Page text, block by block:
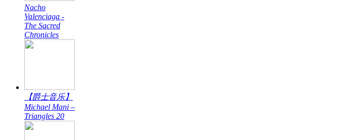
Nacho
Valenciaga -
The Sacred
Chronicles
【爵士音乐】
Michael Mani –
Triangles 20